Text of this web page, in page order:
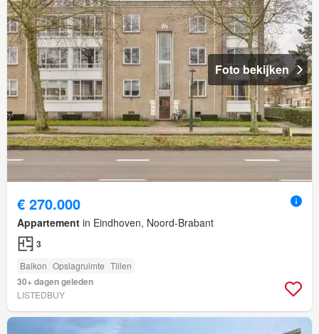
Foto bekijken
€ 270.000
Appartement in Eindhoven, Noord-Brabant
3
Balkon Opslagruimte Tillen
30+ dagen geleden
LISTEDBUY